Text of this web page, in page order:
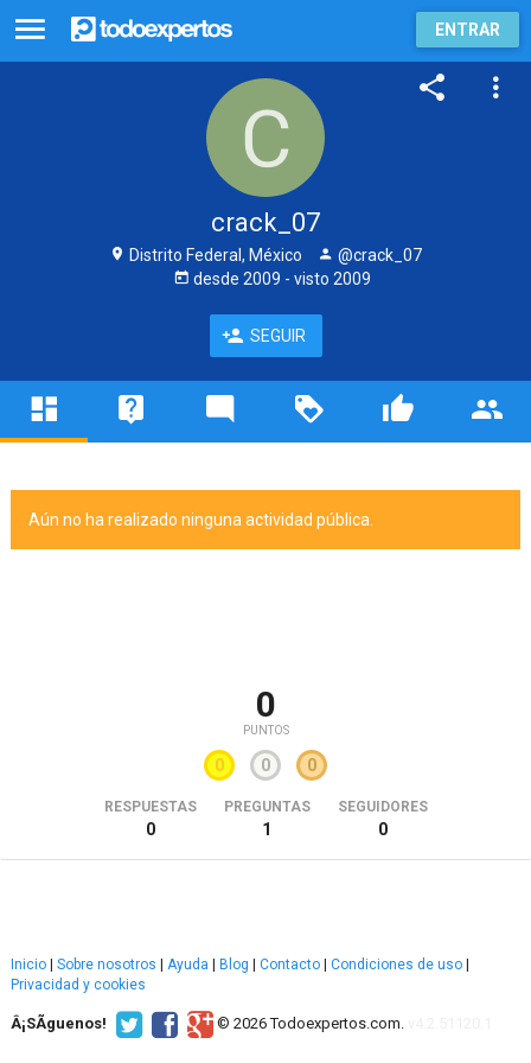
ENTRAR
crack_07
Distrito Federal, México
@crack_07
desde 2009 - visto 2009
SEGUIR
Aún no ha realizado ninguna actividad pública.
0
PUNTOS
0 0 0
RESPUESTAS
0
PREGUNTAS
1
SEGUIDORES
0
Inicio Sobre nosotros Ayuda Blog Contacto Condiciones de uso
Privacidad y cookies
Â¡SÃ­guenos! © 2026 Todoexpertos.com.